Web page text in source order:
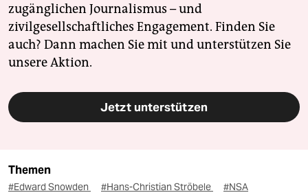
zugänglichen Journalismus – und
zivilgesellschaftliches Engagement. Finden Sie
auch? Dann machen Sie mit und unterstützen Sie
unsere Aktion.
Jetzt unterstützen
Themen
#Edward Snowden #Hans-Christian Ströbele
#NSA